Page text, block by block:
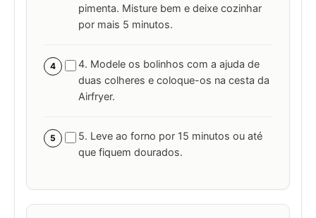
pimenta. Misture bem e deixe cozinhar
por mais 5 minutos.
4
4. Modele os bolinhos com a ajuda de
duas colheres e coloque-os na cesta da
Airfryer.
5
5. Leve ao forno por 15 minutos ou até
que fiquem dourados.